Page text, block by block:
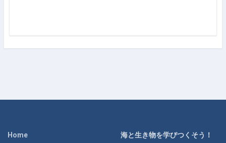
Home 海と生き物を学びつくそう！